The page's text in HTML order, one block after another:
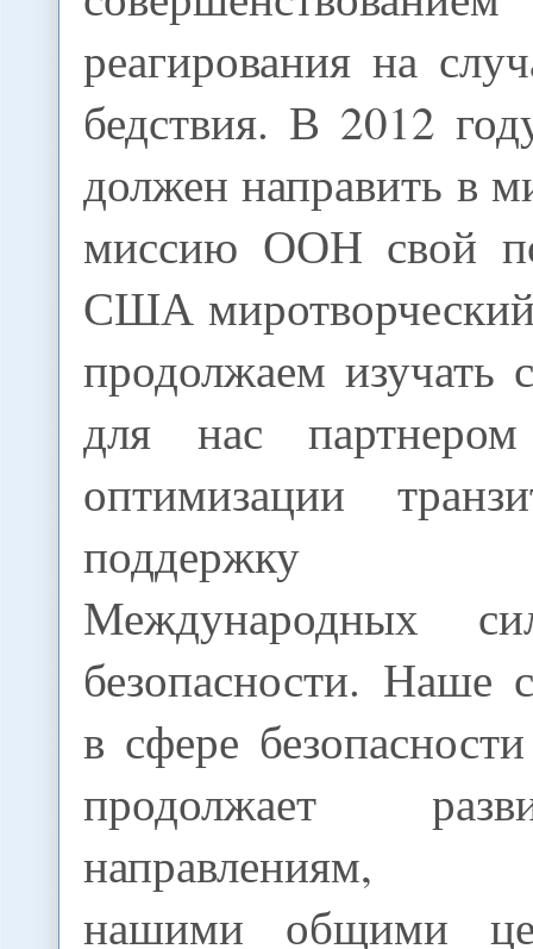
реагирования на
бедствия. В 2012
должен направить в
миссию ООН свой
США
продолжаем
для нас
оптимизации
поддержку
Международных
безопасности. Наше
в сфере
продолжает
направлениям,
нашими общими